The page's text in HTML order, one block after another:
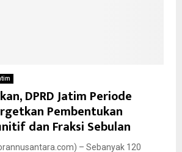
DPRD Jatim Periode
Pembentukan
dan Fraksi Sebulan
– Sebanyak 120